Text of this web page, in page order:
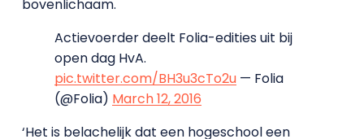
bovenlichaam.
Actievoerder deelt Folia-edities uit bij
open dag HvA.
pic.twitter.com/BH3u3cTo2u— Folia
(@Folia) March 12, 2016
‘Het is belachelijk dat een hogeschool een